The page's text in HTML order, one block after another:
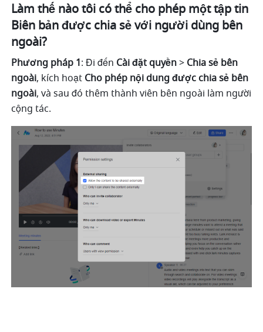
Làm thế nào tôi có thể cho phép một tập tin
Biên bản được chia sẻ với người dùng bên
ngoài?
Phương pháp 1: Đi đến Cài đặt quyền > Chia sẻ bên
ngoài, kích hoạt Cho phép nội dung được chia sẻ bên
ngoài, và sau đó thêm thành viên bên ngoài làm người
cộng tác.